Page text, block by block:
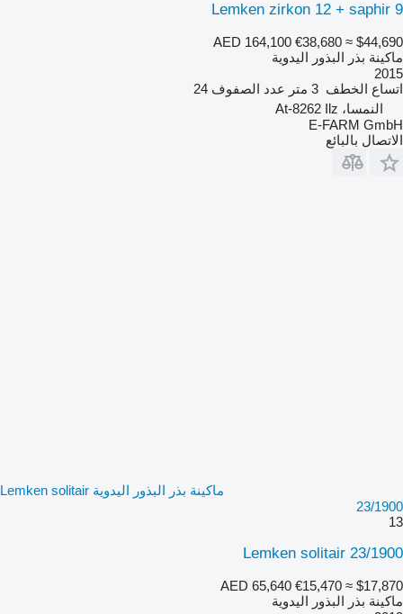
Lemken zirkon 12 + saphir 9
AED 164,100 €38,680 ≈ $44,690
ماكينة بذر البذور اليدوية
2015
اتساع الخطف 3 متر عدد الصفوف 24
النمسا، At-8262 Ilz
E-FARM GmbH
الاتصال بالبائع
ماكينة بذر البذور اليدوية Lemken solitair
23/1900
13
Lemken solitair 23/1900
AED 65,640 €15,470 ≈ $17,870
ماكينة بذر البذور اليدوية